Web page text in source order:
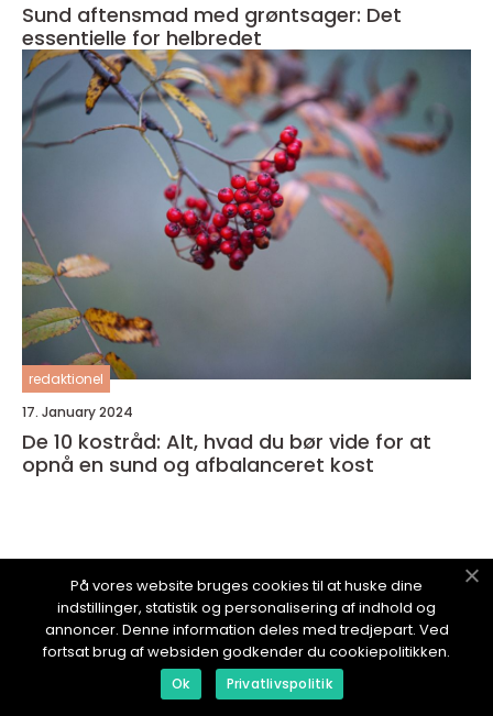
Sund aftensmad med grøntsager: Det
essentielle for helbredet
redaktionel
17. January 2024
De 10 kostråd: Alt, hvad du bør vide for at
opnå en sund og afbalanceret kost
SUNDESTESTIL.dk
På vores website bruges cookies til at huske dine
indstillinger, statistik og personalisering af indhold og
annoncer. Denne information deles med tredjepart. Ved
fortsat brug af websiden godkender du cookiepolitikken.
Ok Privatlivspolitik